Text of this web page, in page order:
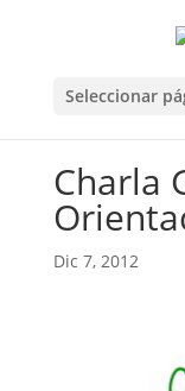
Seleccionar
Charla
Dic 7, 2012